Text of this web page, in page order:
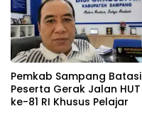
Pemkab Sampang Batasi
Peserta Gerak Jalan HUT
ke-81 RI Khusus Pelajar